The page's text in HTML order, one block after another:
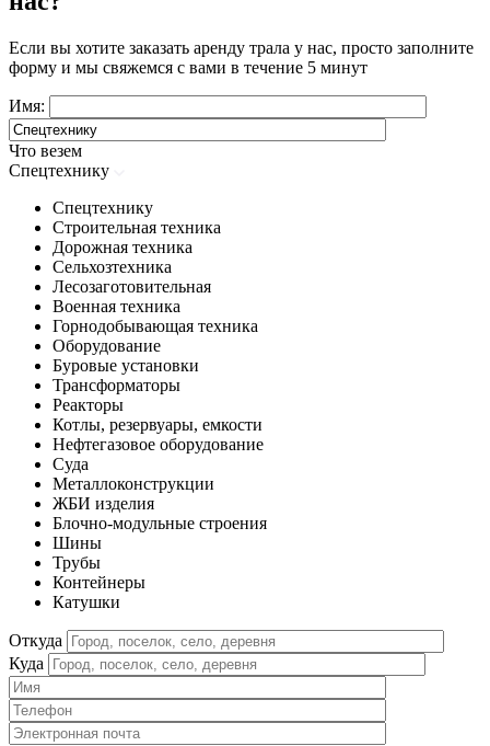
Если вы хотите заказать аренду трала у нас, просто заполните
форму и мы свяжемся с вами в течение 5 минут
Имя:
Что везем
Спецтехнику
Спецтехнику
Строительная техника
Дорожная техника
Сельхозтехника
Лесозаготовительная
Военная техника
Горнодобывающая техника
Оборудование
Буровые установки
Трансформаторы
Реакторы
Котлы, резервуары, емкости
Нефтегазовое оборудование
Cуда
Металлоконструкции
ЖБИ изделия
Блочно-модульные строения
Шины
Трубы
Контейнеры
Катушки
Откуда
Куда